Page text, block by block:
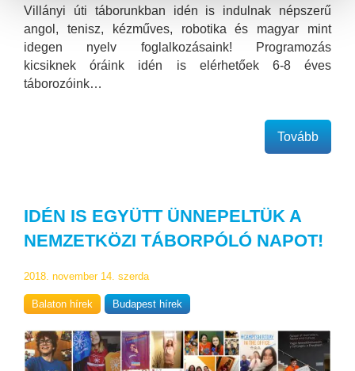
Villányi úti táborunkban idén is indulnak népszerű
angol, tenisz, kézműves, robotika és magyar mint
idegen nyelv foglalkozásaink! Programozás
kicsiknek óráink idén is elérhetőek 6-8 éves
táborozóink…
Tovább
IDÉN IS EGYÜTT ÜNNEPELTÜK A
NEMZETKÖZI TÁBORPÓLÓ NAPOT!
2018. november 14. szerda
Balaton hírek Budapest hírek